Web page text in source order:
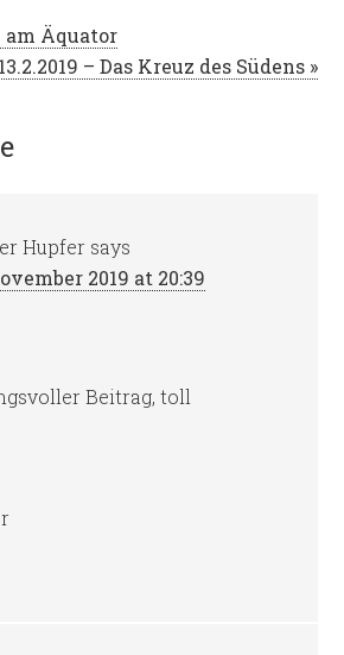
am Äquator
13.2.2019 – Das Kreuz des Südens »
Hupfer says
2019 at 20:39
Beitrag, toll